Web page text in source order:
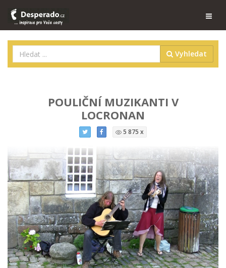
Vyhledat
POULIČNÍ MUZIKANTI V
LOCRONAN
5 875 x